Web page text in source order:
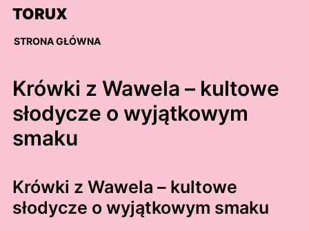
Skip
content
TORUX
STRONA GŁÓWNA
Krówki z Wawela – kultowe
słodycze o wyjątkowym
smaku
Krówki z Wawela – kultowe
słodycze o wyjątkowym smaku